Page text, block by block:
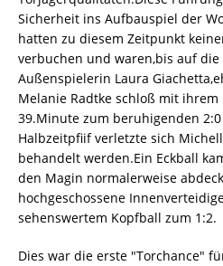
Sicherheit ins Aufbauspiel der
hatten zu diesem Zeitpunkt
verbuchen und waren,bis auf die
Außenspielerin Laura
Melanie Radtke schloß mit
39.Minute zum beruhigenden
Halbzeitpfiif verletzte sich
behandelt werden.Ein Eckball
den Magin normalerweise
hochgeschossene
sehenswertem Kopfball zum 1:2.
Dies war die erste "Torchance"